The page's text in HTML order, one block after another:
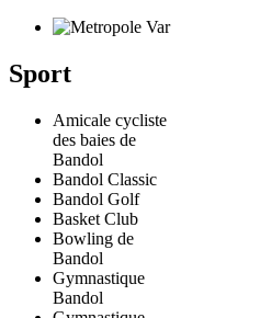
Sport
Amicale cycliste
des baies de
Bandol
Bandol Classic
Bandol Golf
Basket Club
Bowling de
Bandol
Gymnastique
Bandol